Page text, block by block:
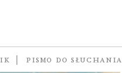
PISMO DO SŁUCHANIA